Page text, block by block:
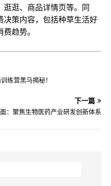
逛、商品详情页等。同
决策内容，包括种草生活好
趋势。
练营黑马揭秘！
下一篇
：聚焦生物医药产业研发创新体系